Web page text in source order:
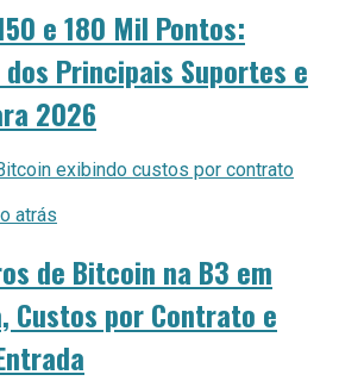
e 180 Mil Pontos:
Principais Suportes e
2026
atrás
de Bitcoin na B3 em
Custos por Contrato e